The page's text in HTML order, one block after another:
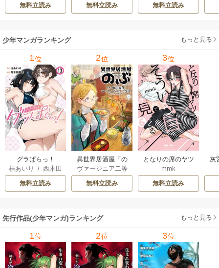
無料立読み 無料立読み 無料立読み
少年マンガランキング もっと見る
1位
グラぱらっ！
桂あいり
/西木田
景志
無料立読み
2位
異世界居酒屋「の
ぶ」
ヴァージニア二等
/ 蝉川夏哉
無料立読み
3位
となりの席のヤツ
がそういう目で見
てくる
mmk
無料立読み
灰
先行作品(少年マンガ)ランキング もっと見る
1位 2位 3位